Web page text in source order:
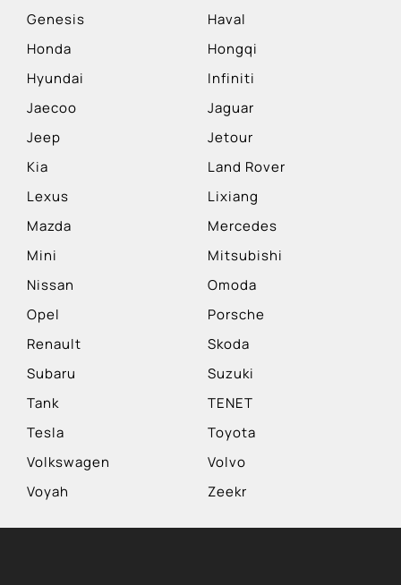
Genesis
Haval
Honda
Hongqi
Hyundai
Infiniti
Jaecoo
Jaguar
Jeep
Jetour
Kia
Land Rover
Lexus
Lixiang
Mazda
Mercedes
Mini
Mitsubishi
Nissan
Omoda
Opel
Porsche
Renault
Skoda
Subaru
Suzuki
Tank
TENET
Tesla
Toyota
Volkswagen
Volvo
Voyah
Zeekr